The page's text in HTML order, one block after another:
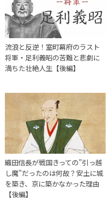
流浪と反逆！室町幕府のラスト
将軍・足利義昭の苦難と悲劇に
満ちた壮絶人生【後編】
織田信長が戦国きっての”引っ越
し魔”だったのは何故？安土に城
を築き、京に築かなかった理由
【後編】